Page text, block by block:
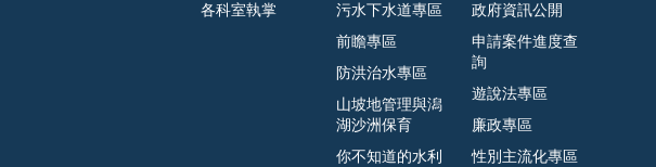
各科室執掌
污水下水道專區
前瞻專區
防洪治水專區
山坡地管理與潟
湖沙洲保育
你不知道的水利
政府資訊公開
申請案件進度查
詢
遊說法專區
廉政專區
性別主流化專區